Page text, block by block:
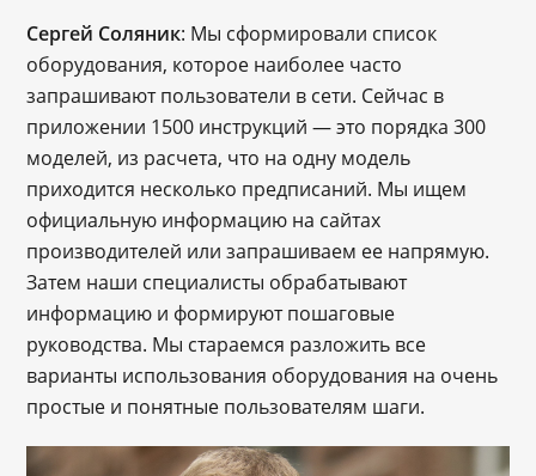
Сергей Соляник: Мы сформировали список
оборудования, которое наиболее часто
запрашивают пользователи в сети. Сейчас в
приложении 1500 инструкций — это порядка 300
моделей, из расчета, что на одну модель
приходится несколько предписаний. Мы ищем
официальную информацию на сайтах
производителей или запрашиваем ее напрямую.
Затем наши специалисты обрабатывают
информацию и формируют пошаговые
руководства. Мы стараемся разложить все
варианты использования оборудования на очень
простые и понятные пользователям шаги.